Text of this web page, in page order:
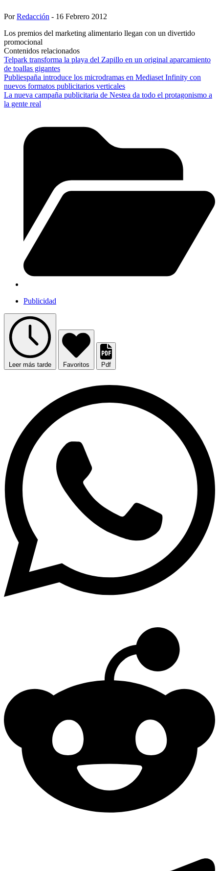
PorRedacción - 16 Febrero 2012
Los premios del marketing alimentario llegan con un divertido
promocional
Contenidos relacionados
Telpark transforma la playa del Zapillo en un original aparcamiento
de toallas gigantes
Publiespaña introduce los microdramas en Mediaset Infinity con
nuevos formatos publicitarios verticales
La nueva campaña publicitaria de Nestea da todo el protagonismo a
la gente real
Publicidad
Leer más tarde Favoritos Pdf